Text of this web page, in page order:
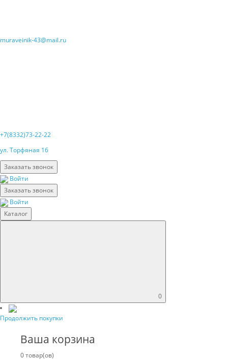
muraveinik-43@mail.ru
+7(8332)73-22-22
ул. Торфяная 16
Заказать звонок
Войти
Заказать звонок
Войти
Каталог
0
Продолжить покупки
Ваша корзина
0 товар(ов)